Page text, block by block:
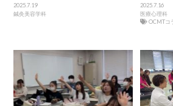
2025.7.19
鍼灸美容学科
2025.7.16
医療心理科
OCMTコ